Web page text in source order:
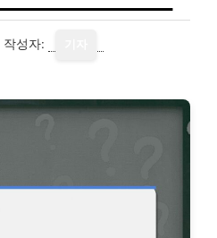
작성자: